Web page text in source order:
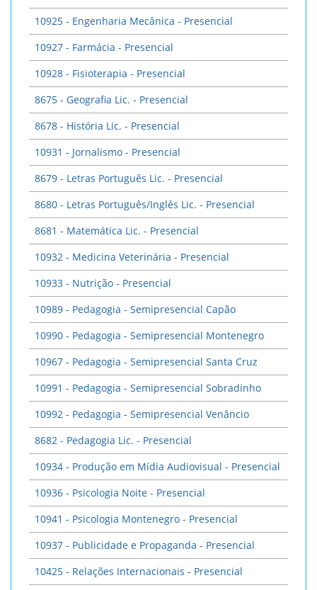
10925 - Engenharia Mecânica - Presencial
10927 - Farmácia - Presencial
10928 - Fisioterapia - Presencial
8675 - Geografia Lic. - Presencial
8678 - História Lic. - Presencial
10931 - Jornalismo - Presencial
8679 - Letras Português Lic. - Presencial
8680 - Letras Português/Inglês Lic. - Presencial
8681 - Matemática Lic. - Presencial
10932 - Medicina Veterinária - Presencial
10933 - Nutrição - Presencial
10989 - Pedagogia - Semipresencial Capão
10990 - Pedagogia - Semipresencial Montenegro
10967 - Pedagogia - Semipresencial Santa Cruz
10991 - Pedagogia - Semipresencial Sobradinho
10992 - Pedagogia - Semipresencial Venâncio
8682 - Pedagogia Lic. - Presencial
10934 - Produção em Mídia Audiovisual - Presencial
10936 - Psicologia Noite - Presencial
10941 - Psicologia Montenegro - Presencial
10937 - Publicidade e Propaganda - Presencial
10425 - Relações Internacionais - Presencial